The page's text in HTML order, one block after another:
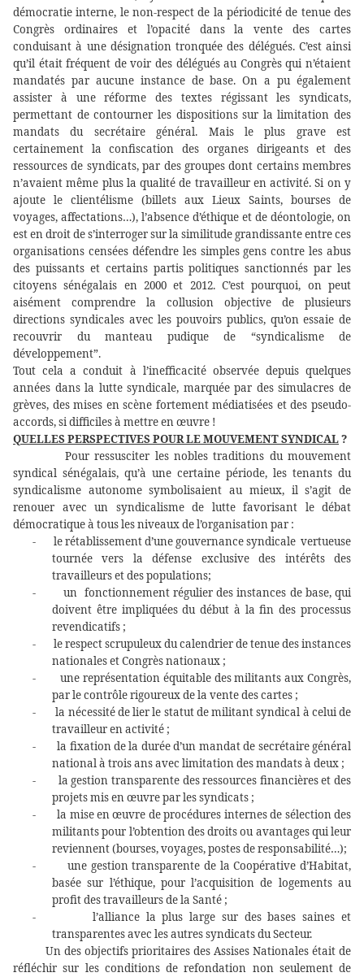
démocratie interne, le non-respect de la périodicité de tenue des
Congrès ordinaires et l’opacité dans la vente des cartes
conduisant à une désignation tronquée des délégués. C’est ainsi
qu’il était fréquent de voir des délégués au Congrès qui n’étaient
mandatés par aucune instance de base. On a pu également
assister à une réforme des textes régissant les syndicats,
permettant de contourner les dispositions sur la limitation des
mandats du secrétaire général. Mais le plus grave est
certainement la confiscation des organes dirigeants et des
ressources de syndicats, par des groupes dont certains membres
n’avaient même plus la qualité de travailleur en activité. Si on y
ajoute le clientélisme (billets aux Lieux Saints, bourses de
voyages, affectations…), l’absence d’éthique et de déontologie, on
est en droit de s’interroger sur la similitude grandissante entre ces
organisations censées défendre les simples gens contre les abus
des puissants et certains partis politiques sanctionnés par les
citoyens sénégalais en 2000 et 2012. C’est pourquoi, on peut
aisément comprendre la collusion objective de plusieurs
directions syndicales avec les pouvoirs publics, qu’on essaie de
recouvrir du manteau pudique de “syndicalisme de
développement”.
Tout cela a conduit à l’inefficacité observée depuis quelques
années dans la lutte syndicale, marquée par des simulacres de
grèves, des mises en scène fortement médiatisées et des pseudo-
accords, si difficiles à mettre en œuvre !
QUELLES PERSPECTIVES POUR LE MOUVEMENT SYNDICAL?
Pour ressusciter les nobles traditions du mouvement
syndical sénégalais, qu’à une certaine période, les tenants du
syndicalisme autonome symbolisaient au mieux, il s’agit de
renouer avec un syndicalisme de lutte favorisant le débat
démocratique à tous les niveaux de l’organisation par :
-
le rétablissement d’une gouvernance syndicale vertueuse
tournée vers la défense exclusive des intérêts des
travailleurs et des populations;
-
un fonctionnement régulier des instances de base, qui
doivent être impliquées du début à la fin des processus
revendicatifs ;
-
le respect scrupuleux du calendrier de tenue des instances
nationales et Congrès nationaux ;
-
une représentation équitable des militants aux Congrès,
par le contrôle rigoureux de la vente des cartes ;
-
la nécessité de lier le statut de militant syndical à celui de
travailleur en activité ;
-
la fixation de la durée d’un mandat de secrétaire général
national à trois ans avec limitation des mandats à deux ;
-
la gestion transparente des ressources financières et des
projets mis en œuvre par les syndicats ;
-
la mise en œuvre de procédures internes de sélection des
militants pour l’obtention des droits ou avantages qui leur
reviennent (bourses, voyages, postes de responsabilité…);
-
une gestion transparente de la Coopérative d’Habitat,
basée sur l’éthique, pour l’acquisition de logements au
profit des travailleurs de la Santé ;
-
l’alliance la plus large sur des bases saines et
transparentes avec les autres syndicats du Secteur.
Un des objectifs prioritaires des Assises Nationales était de
réfléchir sur les conditions de refondation non seulement de